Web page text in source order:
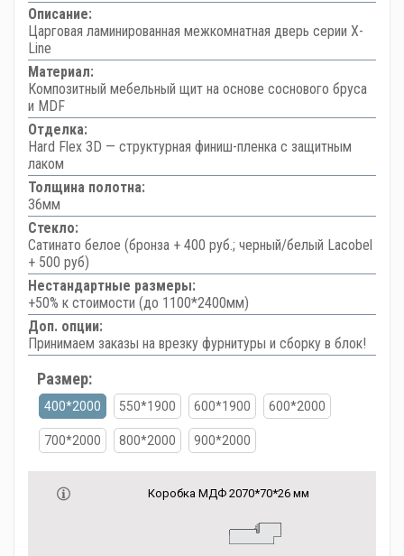
Описание:
Царговая ламинированная межкомнатная дверь серии X-
Line
Материал:
Композитный мебельный щит на основе соснового бруса
и MDF
Отделка:
Hard Flex 3D — структурная финиш-пленка с защитным
лаком
Толщина полотна:
36мм
Стекло:
Сатинато белое (бронза + 400 руб.; черный/белый Lacobel
+ 500 руб)
Нестандартные размеры:
+50% к стоимости (до 1100*2400мм)
Доп. опции:
Принимаем заказы на врезку фурнитуры и сборку в блок!
Размер:
400*2000 550*1900 600*1900 600*2000
700*2000 800*2000 900*2000
Коробка МДФ 2070*70*26 мм